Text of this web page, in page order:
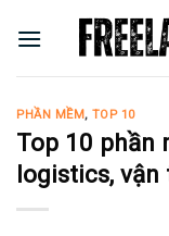
PHẦN MỀM, TOP 10
Top 10 phần
logistics, vận